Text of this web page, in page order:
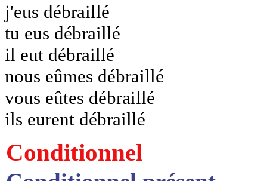
j'eus débraillé
tu eus débraillé
il eut débraillé
nous eûmes débraillé
vous eûtes débraillé
ils eurent débraillé
Conditionnel